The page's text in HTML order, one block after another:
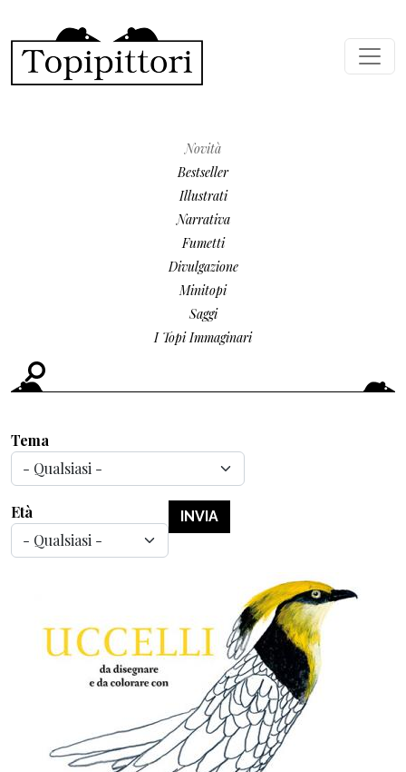
Novità
Bestseller
Illustrati
Narrativa
Fumetti
Divulgazione
Minitopi
Saggi
I Topi Immaginari
Tema
Età INVIA